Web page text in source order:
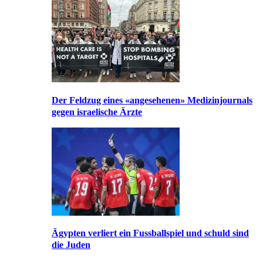
Der Feldzug eines «angesehenen» Medizinjournals
gegen israelische Ärzte
Ägypten verliert ein Fussballspiel und schuld sind
die Juden